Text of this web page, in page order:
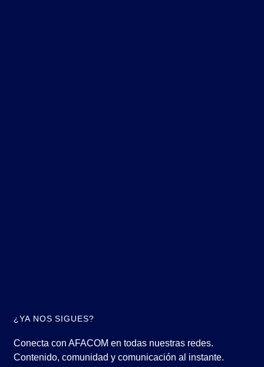
¿YA NOS SIGUES?
Conecta con AFACOM en todas nuestras redes.
Contenido, comunidad y comunicación al instante.